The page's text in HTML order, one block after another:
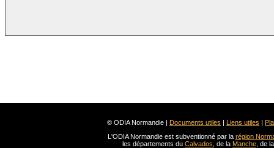
© ODIA Normandie | Documents utiles | Liens utiles |
L'ODIA Normandie est subventionné par la région
les départements du Calvados , de la Manche , de